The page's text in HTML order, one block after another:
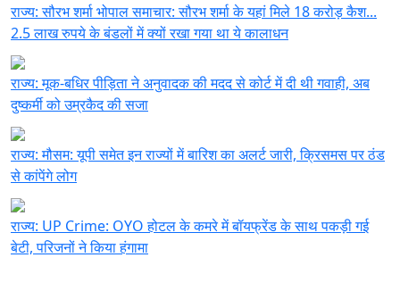
राज्य:सौरभ शर्मा भोपाल समाचार: सौरभ शर्मा के यहां मिले 18 करोड़ कैश...
2.5 लाख रुपये के बंडलों में क्यों रखा गया था ये कालाधन
राज्य:मूक-बधिर पीड़िता ने अनुवादक की मदद से कोर्ट में दी थी गवाही, अब
दुष्कर्मी को उम्रकैद की सजा
राज्य:मौसम: यूपी समेत इन राज्यों में बारिश का अलर्ट जारी, क्रिसमस पर ठंड
से कांपेंगे लोग
राज्य: UP Crime: OYO होटल के कमरे में बॉयफ्रेंड के साथ पकड़ी गई
बेटी, परिजनों ने किया हंगामा